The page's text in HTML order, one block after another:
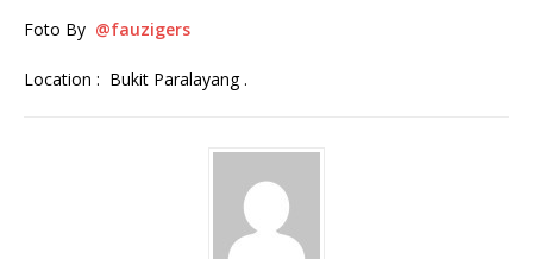
Foto By @fauzigers
Location : Bukit Paralayang .